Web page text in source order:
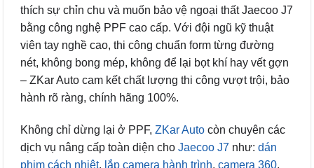
thích sự chỉn chu và muốn bảo vệ ngoại thất Jaecoo J7
bằng công nghệ PPF cao cấp. Với đội ngũ kỹ thuật
viên tay nghề cao, thi công chuẩn form từng đường
nét, không bong mép, không để lại bọt khí hay vết gợn
– ZKar Auto cam kết chất lượng thi công vượt trội, bảo
hành rõ ràng, chính hãng 100%.
Không chỉ dừng lại ở PPF, ZKar Auto còn chuyên các
dịch vụ nâng cấp toàn diện cho Jaecoo J7 như: dán
phim cách nhiệt, lắp camera hành trình, camera 360,